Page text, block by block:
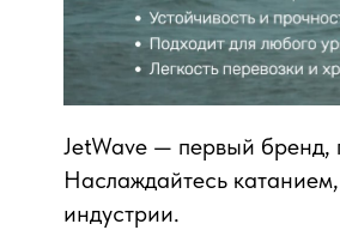
JetWave — первый
Наслаждайтесь
индустрии.